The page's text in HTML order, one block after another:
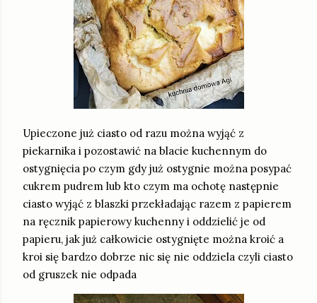
Upieczone już ciasto od razu można wyjąć z
piekarnika i pozostawić na blacie kuchennym do
ostygnięcia po czym gdy już ostygnie można posypać
cukrem pudrem lub kto czym ma ochotę następnie
ciasto wyjąć z blaszki przekładając razem z papierem
na ręcznik papierowy kuchenny i oddzielić je od
papieru, jak już całkowicie ostygnięte można kroić a
kroi się bardzo dobrze nic się nie oddziela czyli ciasto
od gruszek nie odpada